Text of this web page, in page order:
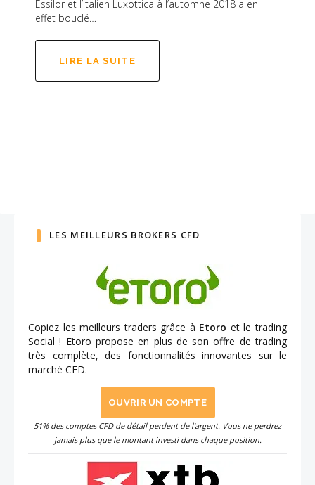
Essilor et l’italien Luxottica à l’automne 2018 a en
effet bouclé…
LIRE LA SUITE
LES MEILLEURS BROKERS CFD
Copiez les meilleurs traders grâce à Etoro et le trading
Social ! Etoro propose en plus de son offre de trading
très complète, des fonctionnalités innovantes sur le
marché CFD.
OUVRIR UN COMPTE
51% des comptes CFD de détail perdent de l'argent. Vous ne perdrez
jamais plus que le montant investi dans chaque position.